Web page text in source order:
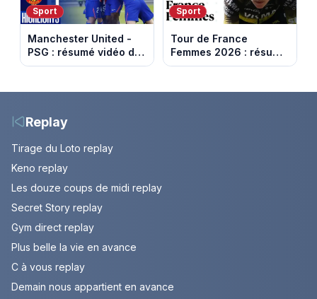
Sport
Manchester United -
PSG : résumé vidéo du
match amical du 8 août
Sport
Tour de France
Femmes 2026 : résumé
vidéo de la 9e étape
Replay
Tirage du Loto replay
Keno replay
Les douze coups de midi replay
Secret Story replay
Gym direct replay
Plus belle la vie en avance
C à vous replay
Demain nous appartient en avance